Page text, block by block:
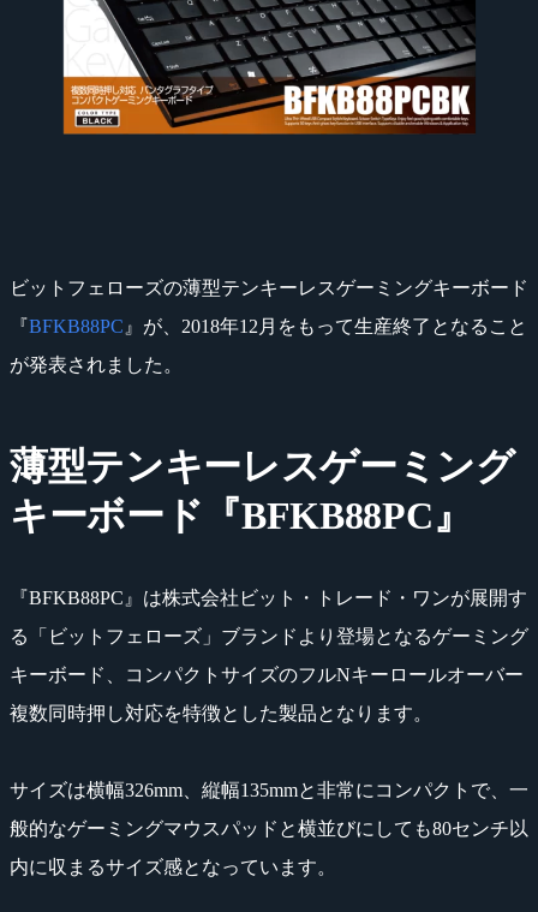
ビットフェローズの薄型テンキーレスゲーミングキーボード
『BFKB88PC 』が、2018年12月をもって生産終了となること
が発表されました。
薄型テンキーレスゲーミング
キーボード『BFKB88PC』
『BFKB88PC』は株式会社ビット・トレード・ワンが展開す
る「ビットフェローズ」ブランドより登場となるゲーミング
キーボード、コンパクトサイズのフルNキーロールオーバー
複数同時押し対応を特徴とした製品となります。
サイズは横幅326mm、縦幅135mmと非常にコンパクトで、一
般的なゲーミングマウスパッドと横並びにしても80センチ以
内に収まるサイズ感となっています。